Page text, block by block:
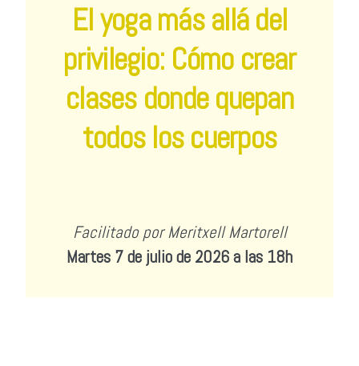
El yoga más allá del
privilegio: Cómo crear
clases donde quepan
todos los cuerpos
Facilitado por Meritxell Martorell
Martes 7 de julio de 2026 a las 18h